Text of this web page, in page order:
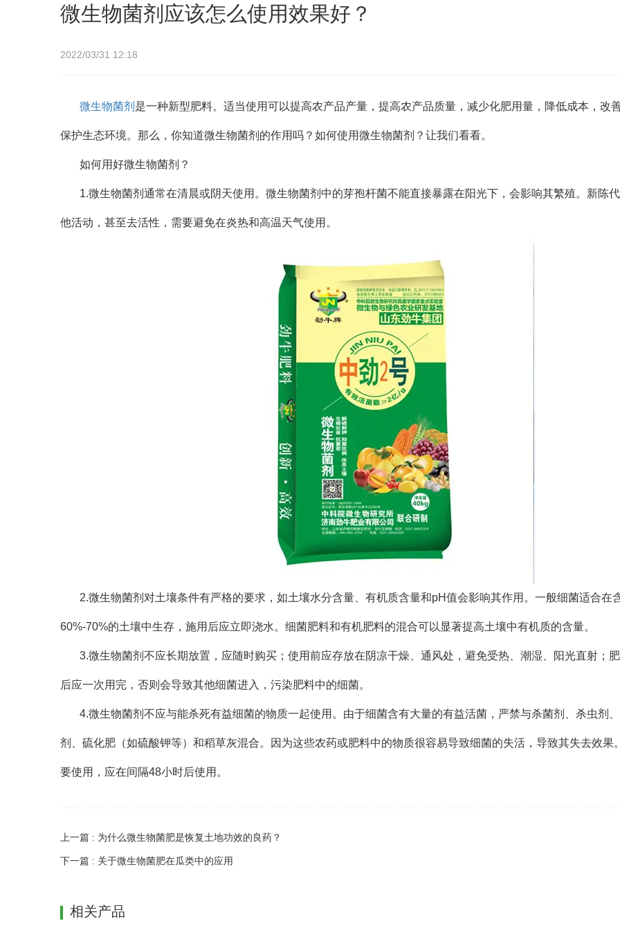
微生物菌剂应该怎么使用效果好？
2022/03/31 12:18
微生物菌剂 是一种新型肥料。适当使用可以提高农产品产量，提高农产品质量，减少化肥用量，降低成本，改
保护生态环境。那么，你知道微生物菌剂的作用吗？如何使用微生物菌剂？让我们看看。
如何用好微生物菌剂？
1.微生物菌剂通常在清晨或阴天使用。微生物菌剂中的芽孢杆菌不能直接暴露在阳光下，会影响其繁殖。新陈
他活动，甚至去活性，需要避免在炎热和高温天气使用。
2.微生物菌剂对土壤条件有严格的要求，如土壤水分含量、有机质含量和pH值会影响其作用。一般细菌适合在
60%-70%的土壤中生存，施用后应立即浇水。细菌肥料和有机肥料的混合可以显著提高土壤中有机质的含量。
3.微生物菌剂不应长期放置，应随时购买；使用前应存放在阴凉干燥、通风处，避免受热、潮湿、阳光直射；
后应一次用完，否则会导致其他细菌进入，污染肥料中的细菌。
4.微生物菌剂不应与能杀死有益细菌的物质一起使用。由于细菌含有大量的有益活菌，严禁与杀菌剂、杀虫剂
剂、硫化肥（如硫酸钾等）和稻草灰混合。因为这些农药或肥料中的物质很容易导致细菌的失活，导致其失去效果
要使用，应在间隔48小时后使用。
上一篇 : 为什么微生物菌肥是恢复土地功效的良药？
下一篇 : 关于微生物菌肥在瓜类中的应用
相关产品